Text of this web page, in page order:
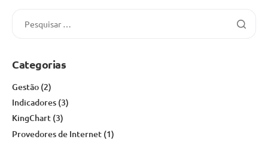
Categorias
Gestão (2)
Indicadores (3)
KingChart (3)
Provedores de Internet (1)